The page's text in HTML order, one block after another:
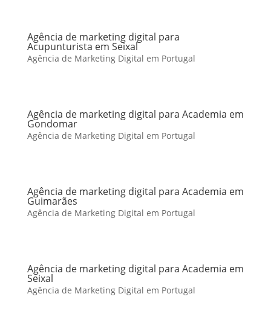
Agência de marketing digital para
Acupunturista em Seixal
Agência de Marketing Digital em Portugal
Agência de marketing digital para Academia em
Gondomar
Agência de Marketing Digital em Portugal
Agência de marketing digital para Academia em
Guimarães
Agência de Marketing Digital em Portugal
Agência de marketing digital para Academia em
Seixal
Agência de Marketing Digital em Portugal